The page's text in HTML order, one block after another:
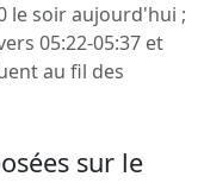
le soir aujourd'hui ;
05:22-05:37 et
au fil des
sur le